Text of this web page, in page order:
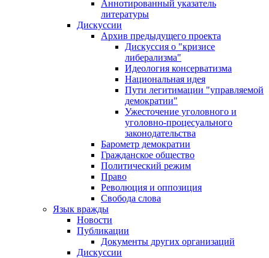
Аннотированный указатель
литературы
Дискуссии
Архив предыдущего проекта
Дискуссия о "кризисе
либерализма"
Идеология консерватизма
Национальная идея
Пути легитимации "управляемой
демократии"
Ужесточение уголовного и
уголовно-процесуального
законодательства
Барометр демократии
Гражданское общество
Политический режим
Право
Революция и оппозиция
Свобода слова
Язык вражды
Новости
Публикации
Документы других организаций
Дискуссии